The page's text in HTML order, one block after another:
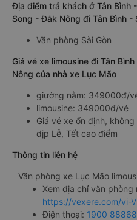
Địa điểm trả khách ở Tân Bình
Song - Đắk Nông đi Tân Bình -
Văn phòng Sài Gòn
Giá vé xe limousine đi Tân
Nông của nhà xe Lục Mão
giường nằm: 349000đ/
limousine: 349000đ/vé
Giá vé xe ổn định,
dịp Lễ, Tết cao điểm
Thông tin liên hệ
Văn phòng xe Lục Mão
Xem địa chỉ văn phòng
https://vexere.com/vi-
Điện thoại: 1900